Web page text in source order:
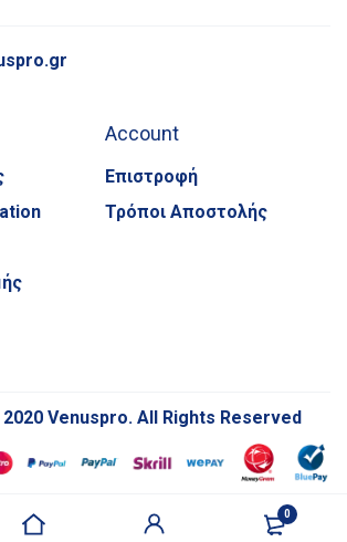
0
Account
Επιστροφή
Τρόποι Αποστολής
Venuspro. All Rights Reserved